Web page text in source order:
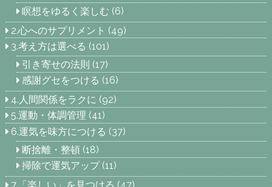
瞑想をゆるく楽しむ (6)
2.心へのサプリメント (49)
3.考え方は選べる (101)
引き寄せの法則 (17)
感謝グセをつける (16)
4.人間関係をラクに (92)
5.運動・体調管理 (41)
6.運気を味方につける (37)
断捨離・整頓(18)
掃除で運気アップ(11)